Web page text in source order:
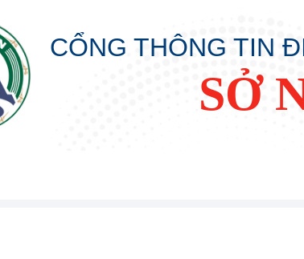
CỔNG THÔNG TIN
SỞ